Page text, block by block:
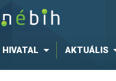
HIVATAL AKTUÁLIS